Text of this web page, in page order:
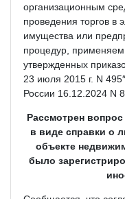
организационным
проведения торгов в
имущества или
процедур,
утвержденных
23 июля 2015 г. N
России 16.12.2024 N
Рассмотрен
в виде справки о
объекте
было